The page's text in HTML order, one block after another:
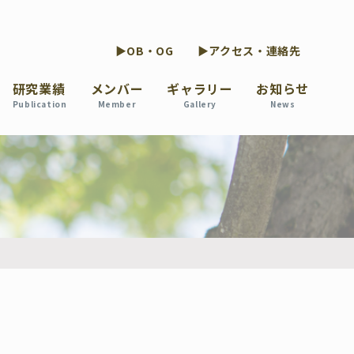
▶OB・OG ▶アクセス・連絡先
研究業績
Publication
メンバー
Member
ギャラリー
Gallery
お知らせ
News